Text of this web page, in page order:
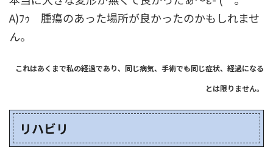
A)ﾌｩ 腫瘍のあった場所が良かったのかもしれませ
ん。
これはあくまで私の経過であり、同じ病気、手術でも同じ症状、経過になる
とは限りません。
リハビリ